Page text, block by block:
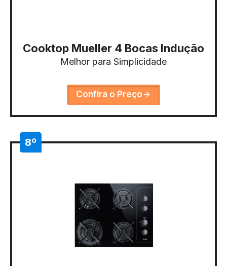
Cooktop Mueller 4 Bocas Indução
Melhor para Simplicidade
Confira o Preço
8º